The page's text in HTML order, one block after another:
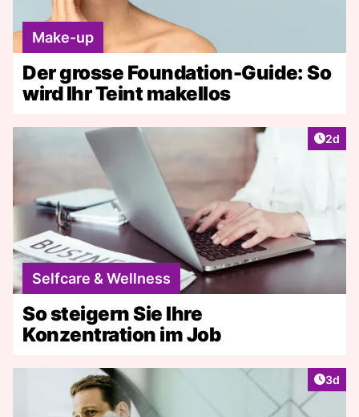
Make-up
Der grosse Foundation-Guide: So
wird Ihr Teint makellos
2d
Selfcare & Wellness
So steigern Sie Ihre
Konzentration im Job
3d